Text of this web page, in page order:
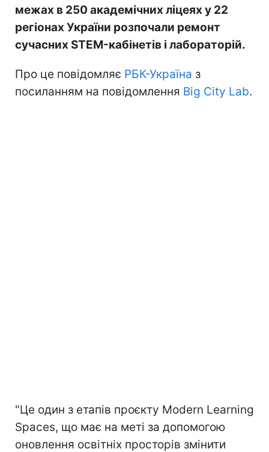
межах в 250 академічних ліцеях у 22
регіонах України розпочали ремонт
сучасних STEM-кабінетів і лабораторій.
Про це повідомляє РБК-Україна з
посиланням на повідомлення Big City Lab.
"Це один з етапів проєкту Modern Learning
Spaces, що має на меті за допомогою
оновлення освітніх просторів змінити